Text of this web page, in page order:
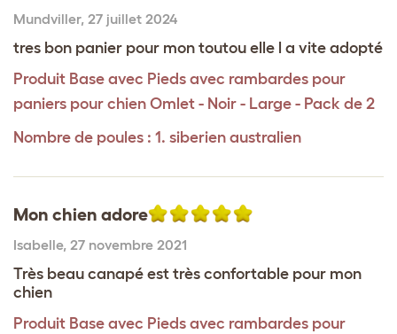
Mundviller, 27 juillet 2024
tres bon panier pour mon toutou elle l a vite adopté
Produit Base avec Pieds avec rambardes pour
paniers pour chien Omlet - Noir - Large - Pack de 2
Nombre de poules : 1. siberien australien
Mon chien adore
Isabelle, 27 novembre 2021
Très beau canapé est très confortable pour mon
chien
Produit Base avec Pieds avec rambardes pour